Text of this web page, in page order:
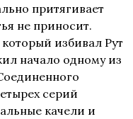
притягивает
не приносит.
избивал Рут
начало одному из
серий
качели и